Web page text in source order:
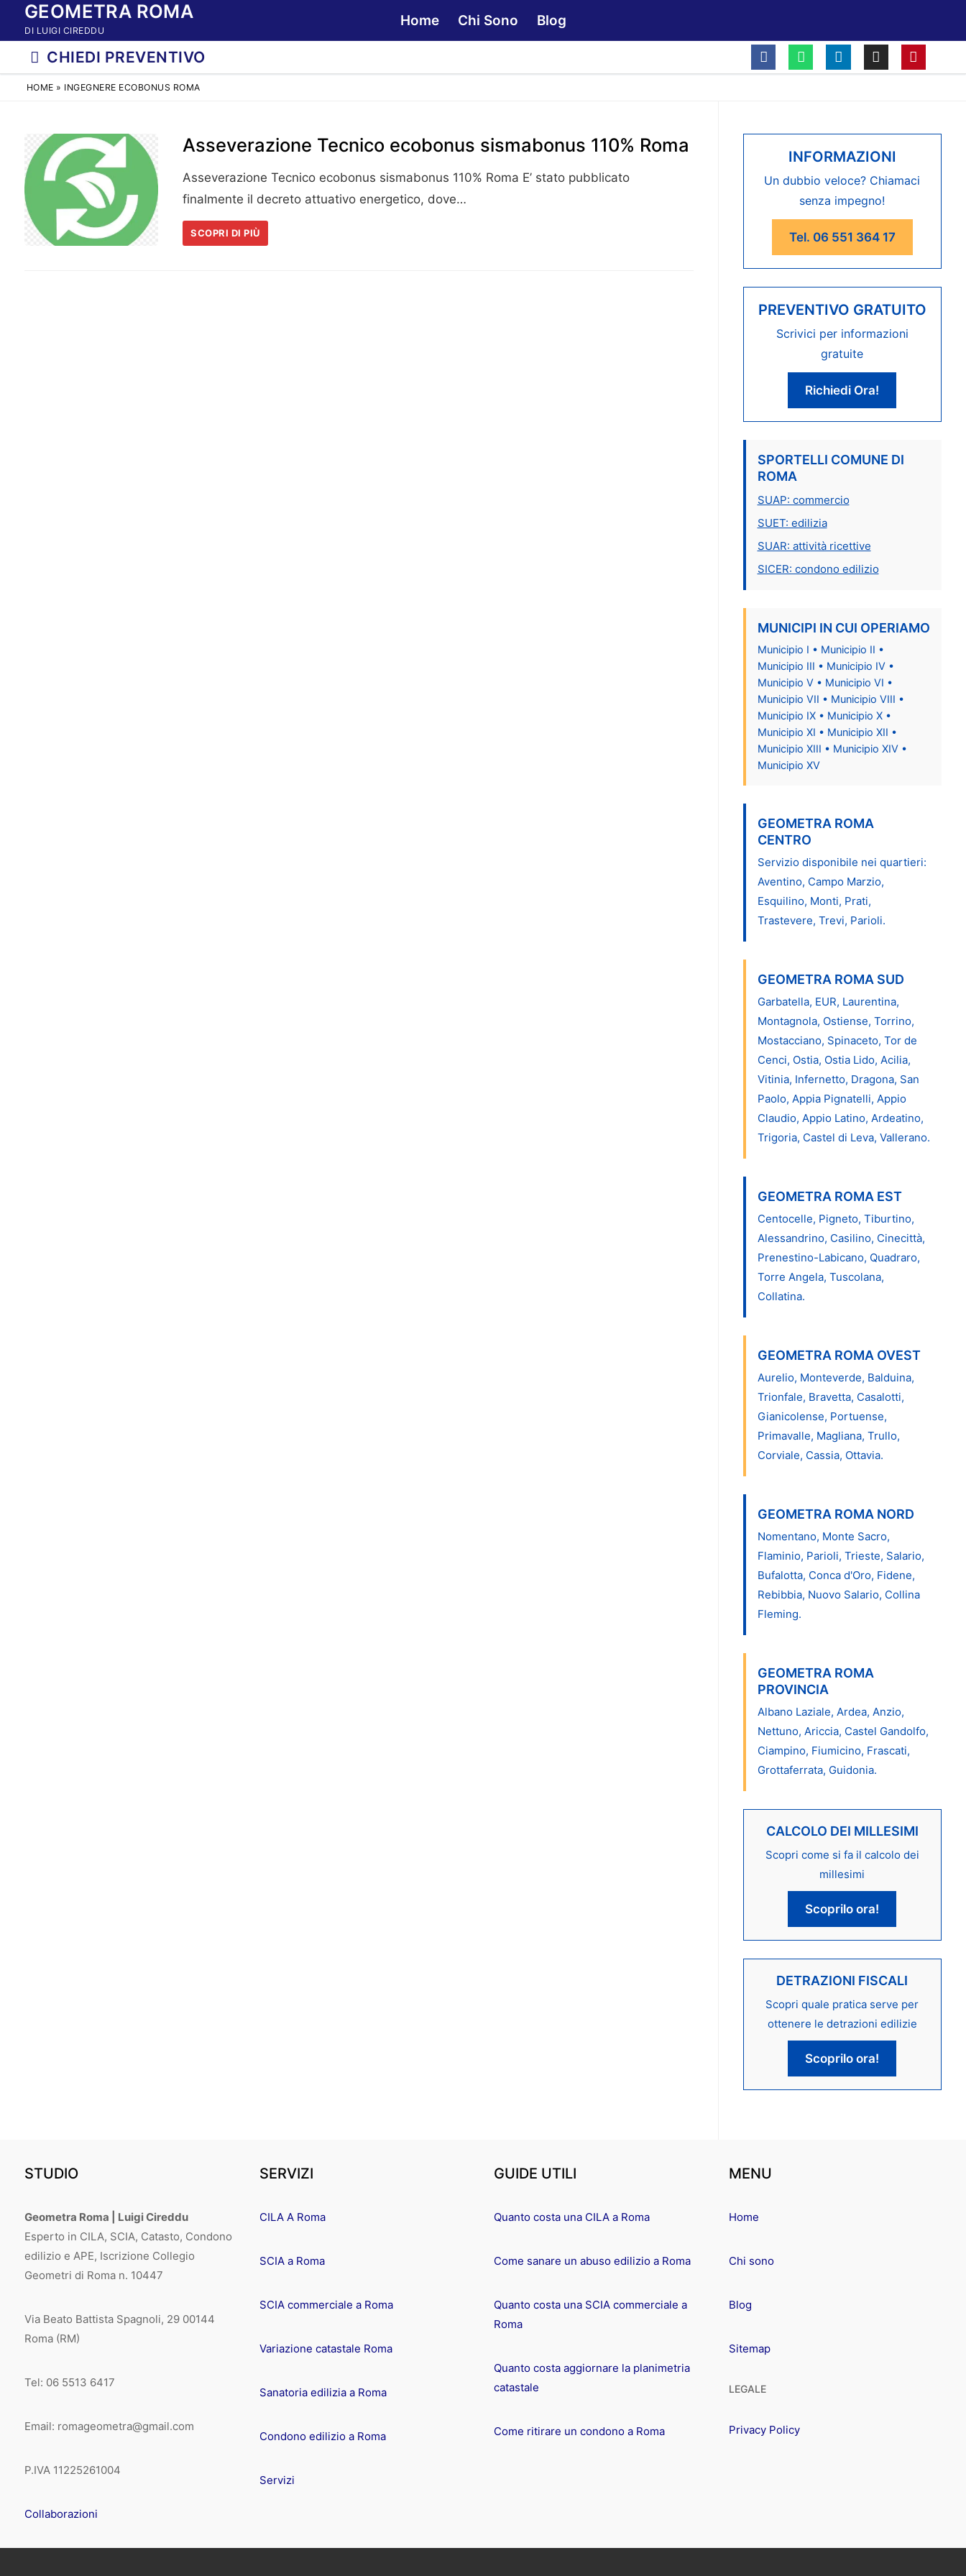
contenuto
GEOMETRA ROMA
DI LUIGI CIREDDU
Home Chi Sono Blog
CHIEDI PREVENTIVO
HOME » INGEGNERE ECOBONUS ROMA
Asseverazione Tecnico ecobonus sismabonus 110% Roma
Asseverazione Tecnico ecobonus sismabonus 110% Roma E’ stato pubblicato
finalmente il decreto attuativo energetico, dove…
SCOPRI DI PIÙ
INFORMAZIONI
Un dubbio veloce? Chiamaci
senza impegno!
Tel. 06 551 364 17
PREVENTIVO GRATUITO
Scrivici per informazioni
gratuite
Richiedi Ora!
SPORTELLI COMUNE DI
ROMA
SUAP: commercio
SUET: edilizia
SUAR: attività ricettive
SICER: condono edilizio
MUNICIPI IN CUI OPERIAMO
Municipio I • Municipio II •
Municipio III • Municipio IV •
Municipio V • Municipio VI •
Municipio VII • Municipio VIII •
Municipio IX • Municipio X •
Municipio XI • Municipio XII •
Municipio XIII • Municipio XIV •
Municipio XV
GEOMETRA ROMA
CENTRO
Servizio disponibile nei quartieri:
Aventino, Campo Marzio,
Esquilino, Monti, Prati,
Trastevere, Trevi, Parioli.
GEOMETRA ROMA SUD
Garbatella, EUR, Laurentina,
Montagnola, Ostiense, Torrino,
Mostacciano, Spinaceto, Tor de
Cenci, Ostia, Ostia Lido, Acilia,
Vitinia, Infernetto, Dragona, San
Paolo, Appia Pignatelli, Appio
Claudio, Appio Latino, Ardeatino,
Trigoria, Castel di Leva, Vallerano.
GEOMETRA ROMA EST
Centocelle, Pigneto, Tiburtino,
Alessandrino, Casilino, Cinecittà,
Prenestino-Labicano, Quadraro,
Torre Angela, Tuscolana,
Collatina.
GEOMETRA ROMA OVEST
Aurelio, Monteverde, Balduina,
Trionfale, Bravetta, Casalotti,
Gianicolense, Portuense,
Primavalle, Magliana, Trullo,
Corviale, Cassia, Ottavia.
GEOMETRA ROMA NORD
Nomentano, Monte Sacro,
Flaminio, Parioli, Trieste, Salario,
Bufalotta, Conca d'Oro, Fidene,
Rebibbia, Nuovo Salario, Collina
Fleming.
GEOMETRA ROMA
PROVINCIA
Albano Laziale, Ardea, Anzio,
Nettuno, Ariccia, Castel Gandolfo,
Ciampino, Fiumicino, Frascati,
Grottaferrata, Guidonia.
CALCOLO DEI MILLESIMI
Scopri come si fa il calcolo dei
millesimi
Scoprilo ora!
DETRAZIONI FISCALI
Scopri quale pratica serve per
ottenere le detrazioni edilizie
Scoprilo ora!
STUDIO
Geometra Roma | Luigi Cireddu
Esperto in CILA, SCIA, Catasto, Condono
edilizio e APE, Iscrizione Collegio
Geometri di Roma n. 10447
Via Beato Battista Spagnoli, 29 00144
Roma (RM)
Tel: 06 5513 6417
Email: romageometra@gmail.com
P.IVA 11225261004
Collaborazioni
SERVIZI
CILA A Roma
SCIA a Roma
SCIA commerciale a Roma
Variazione catastale Roma
Sanatoria edilizia a Roma
Condono edilizio a Roma
Servizi
GUIDE UTILI
Quanto costa una CILA a Roma
Come sanare un abuso edilizio a Roma
Quanto costa una SCIA commerciale a
Roma
Quanto costa aggiornare la planimetria
catastale
Come ritirare un condono a Roma
MENU
Home
Chi sono
Blog
Sitemap
LEGALE
Privacy Policy